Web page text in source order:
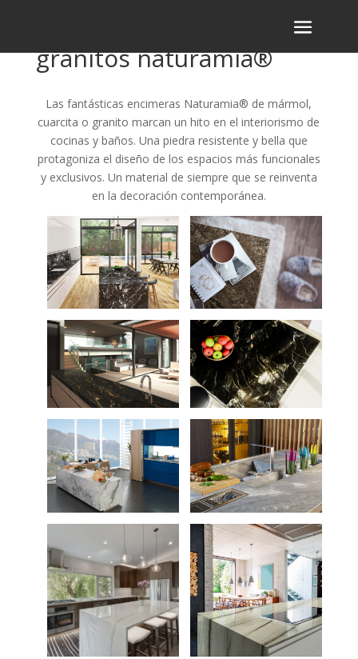
granitos naturamia®
Las fantásticas encimeras Naturamia® de mármol,
cuarcita o granito marcan un hito en el interiorismo de
cocinas y baños. Una piedra resistente y bella que
protagoniza el diseño de los espacios más funcionales
y exclusivos. Un material de siempre que se reinventa
en la decoración contemporánea.